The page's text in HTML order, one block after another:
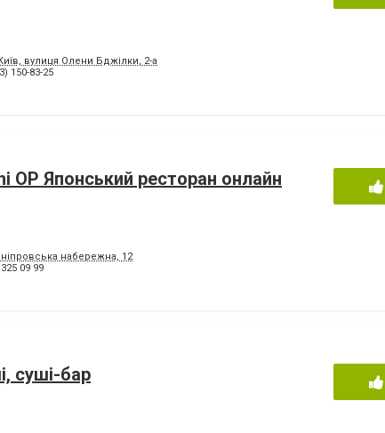
вулиця Олени Бджілки, 2-а
150-83-25
OP Японський ресторан онлайн
набережна, 12
09 99
суші-бар